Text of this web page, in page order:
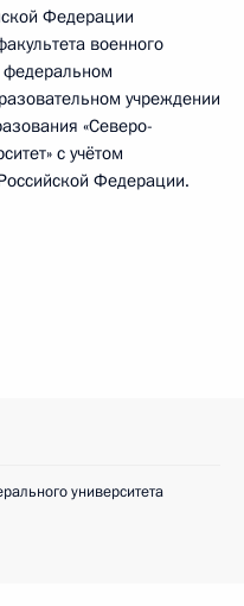
Федерации
военного
федеральном
учреждении
«Северо-
с учётом
Федерации.
университета